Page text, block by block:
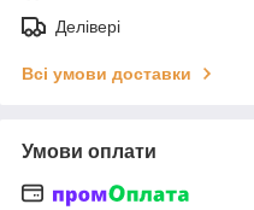
Делівері
Всі умови доставки
Умови оплати